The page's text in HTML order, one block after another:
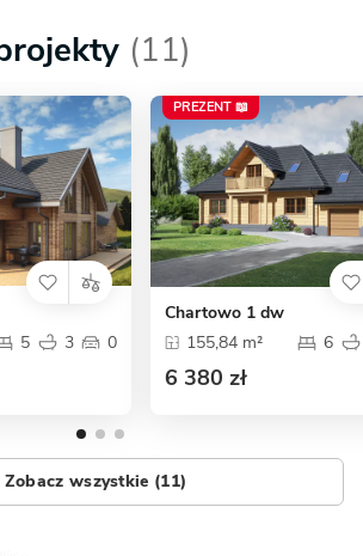
(11)
5 3 0
PREZENT 📖
Chartowo 1 dw
155,84 m²
6
6 380 zł
Zobacz wszystkie (11)